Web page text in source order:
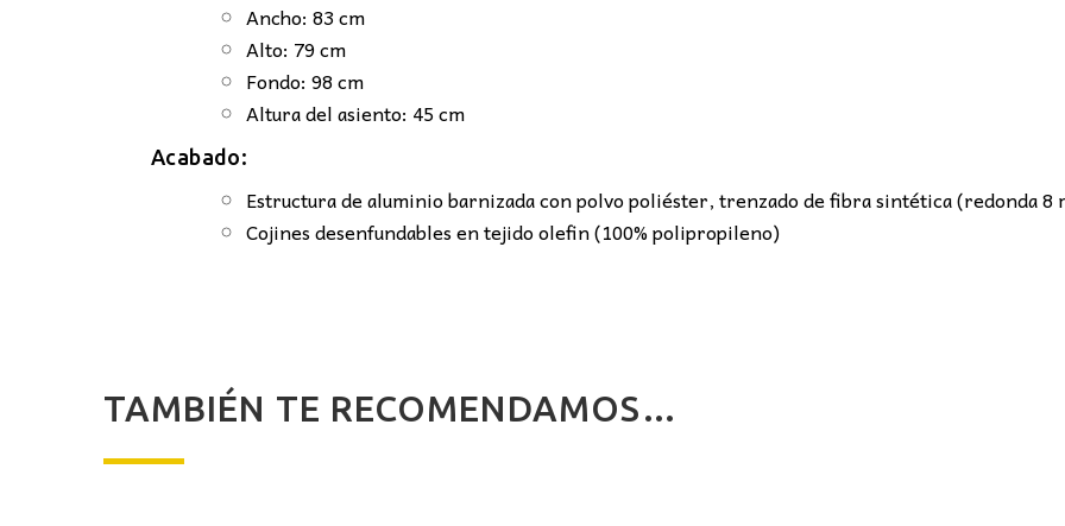
Ancho: 83 cm
Alto: 79 cm
Fondo: 98 cm
Altura del asiento: 45 cm
Acabado:
Estructura de aluminio barnizada con polvo poliéster, trenzado de fibra sintética (redonda 8
Cojines desenfundables en tejido olefin (100% polipropileno)
TAMBIÉN TE RECOMENDAMOS…